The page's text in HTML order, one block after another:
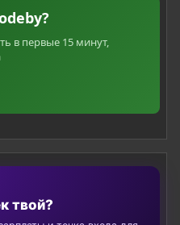
в первые 15 минут,
твой?